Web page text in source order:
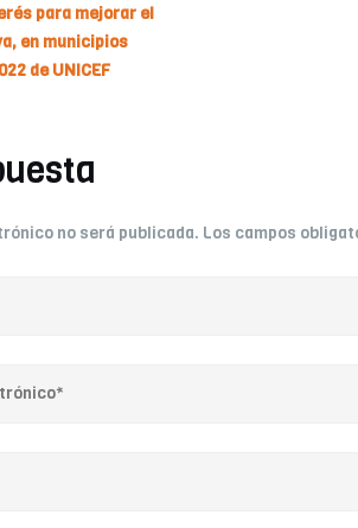
para mejorar el
en municipios
de UNICEF
no será publicada. Los campos